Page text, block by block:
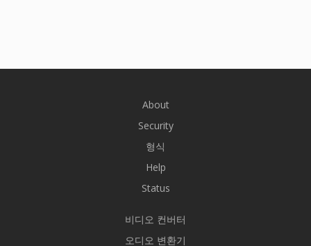
About
Security
형식
Help
Status
비디오 컨버터
오디오 변환기